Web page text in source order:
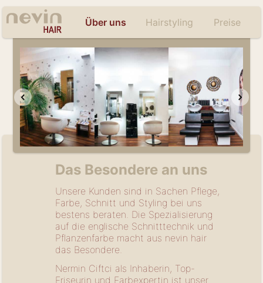
Über uns Hairstyling Preise
Das Besondere an uns
Unsere Kunden sind in Sachen Pflege,
Farbe, Schnitt und Styling bei uns
bestens beraten. Die Spezialisierung
auf die englische Schnitttechnik und
Pflanzenfarbe macht aus nevin hair
das Besondere.
Nermin Ciftci als Inhaberin, Top-
Friseurin und Farbexpertin ist unser